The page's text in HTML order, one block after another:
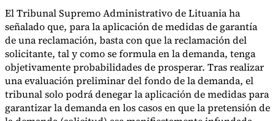
mandatos de facturación electrónica
El Tribunal Supremo Administrativo de Lituania ha
señalado que, para la aplicación de medidas de garantía
de una reclamación, basta con que la reclamación del
solicitante, tal y como se formula en la demanda, tenga
objetivamente probabilidades de prosperar. Tras realizar
una evaluación preliminar del fondo de la demanda, el
tribunal solo podrá denegar la aplicación de medidas para
garantizar la demanda en los casos en que la pretensión de